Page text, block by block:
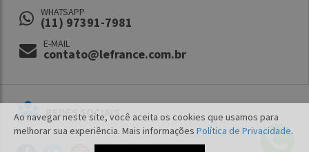
Ao navegar neste site, você aceita os cookies que usamos para
melhorar sua experiência. Mais informações Política de Privacidade.
WHATSAPP
(11) 97391-7981
E-MAIL
contato@lefrance.com.br
REDES SOCIAIS